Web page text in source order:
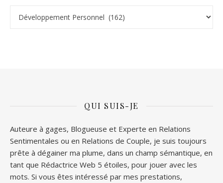
QUI SUIS-JE
Auteure à gages, Blogueuse et Experte en Relations
Sentimentales ou en Relations de Couple, je suis toujours
prête à dégainer ma plume, dans un champ sémantique, en
tant que Rédactrice Web 5 étoiles, pour jouer avec les
mots. Si vous êtes intéressé par mes prestations,